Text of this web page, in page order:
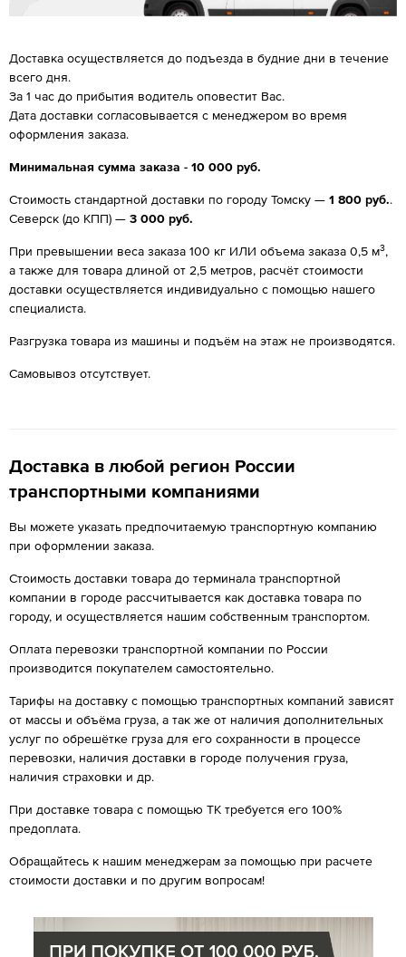
Доставка осуществляется до подъезда в будние дни в течение
всего дня.
За 1 час до прибытия водитель оповестит Вас.
Дата доставки согласовывается с менеджером во время
оформления заказа.
Минимальная сумма заказа - 10 000 руб.
Стоимость стандартной доставки по городу Томску — 1 800 руб..
Северск (до КПП) — 3 000 руб.
При превышении веса заказа 100 кг ИЛИ объема заказа 0,5 м3,
а также для товара длиной от 2,5 метров, расчёт стоимости
доставки осуществляется индивидуально с помощью нашего
специалиста.
Разгрузка товара из машины и подъём на этаж не производятся.
Самовывоз отсутствует.
Доставка в любой регион России
транспортными компаниями
Вы можете указать предпочитаемую транспортную компанию
при оформлении заказа.
Стоимость доставки товара до терминала транспортной
компании в городе рассчитывается как доставка товара по
городу, и осуществляется нашим собственным транспортом.
Оплата перевозки транспортной компании по России
производится покупателем самостоятельно.
Тарифы на доставку с помощью транспортных компаний зависят
от массы и объёма груза, а так же от наличия дополнительных
услуг по обрешётке груза для его сохранности в процессе
перевозки, наличия доставки в городе получения груза,
наличия страховки и др.
При доставке товара с помощью ТК требуется его 100%
предоплата.
Обращайтесь к нашим менеджерам за помощью при расчете
стоимости доставки и по другим вопросам!